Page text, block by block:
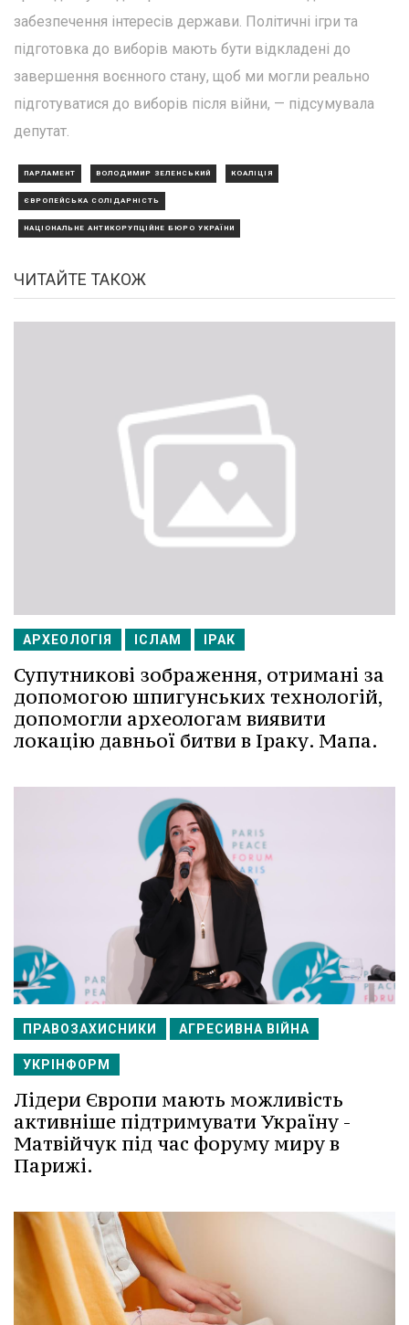
забезпечення інтересів держави. Політичні ігри та
підготовка до виборів мають бути відкладені до
завершення воєнного стану, щоб ми могли реально
підготуватися до виборів після війни, — підсумувала
депутат.
ПАРЛАМЕНТ ВОЛОДИМИР ЗЕЛЕНСЬКИЙ КОАЛІЦІЯ
ЄВРОПЕЙСЬКА СОЛІДАРНІСТЬ
НАЦІОНАЛЬНЕ АНТИКОРУПЦІЙНЕ БЮРО УКРАЇНИ
ЧИТАЙТЕ ТАКОЖ
АРХЕОЛОГІЯ ІСЛАМ ІРАК
Супутникові зображення, отримані за
допомогою шпигунських технологій,
допомогли археологам виявити
локацію давньої битви в Іраку. Мапа.
ПРАВОЗАХИСНИКИ АГРЕСИВНА ВІЙНА
УКРІНФОРМ
Лідери Європи мають можливість
активніше підтримувати Україну -
Матвійчук під час форуму миру в
Парижі.